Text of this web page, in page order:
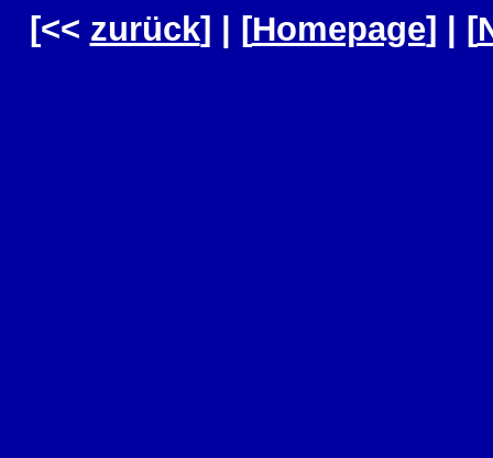
[<< zurück] | [Homepage] | [